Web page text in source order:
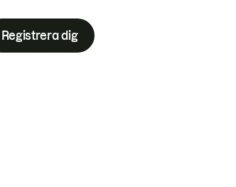
Registrera dig